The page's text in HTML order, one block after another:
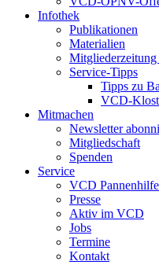
Infothek
Publikationen
Materialien
Service-Tipps
Tipps zu
VCD-
Mitmachen
Newsletter
Mitgliedschaft
Spenden
Service
VCD Pannenhilfe
Presse
Aktiv im VCD
Jobs
Termine
Kontakt